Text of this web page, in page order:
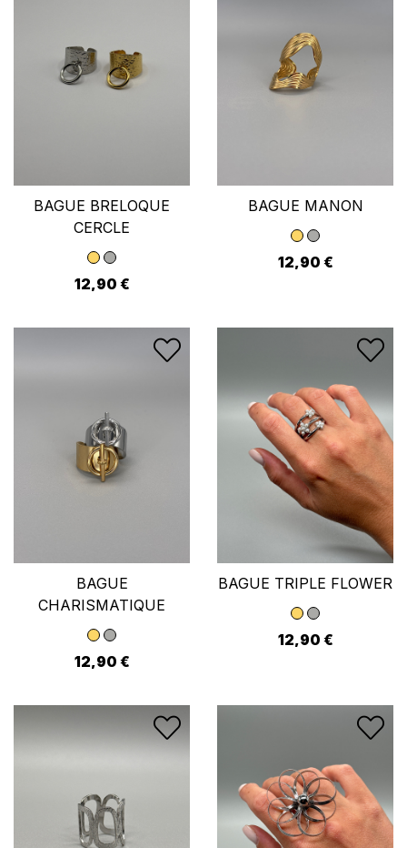
BAGUE BRELOQUE
CERCLE
12,90 €
BAGUE MANON
12,90 €
BAGUE
CHARISMATIQUE
12,90 €
BAGUE TRIPLE FLOWER
12,90 €